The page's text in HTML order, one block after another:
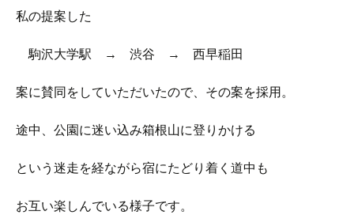
私の提案した
駒沢大学駅 → 渋谷 → 西早稲田
案に賛同をしていただいたので、その案を採用。
途中、公園に迷い込み箱根山に登りかける
という迷走を経ながら宿にたどり着く道中も
お互い楽しんでいる様子です。